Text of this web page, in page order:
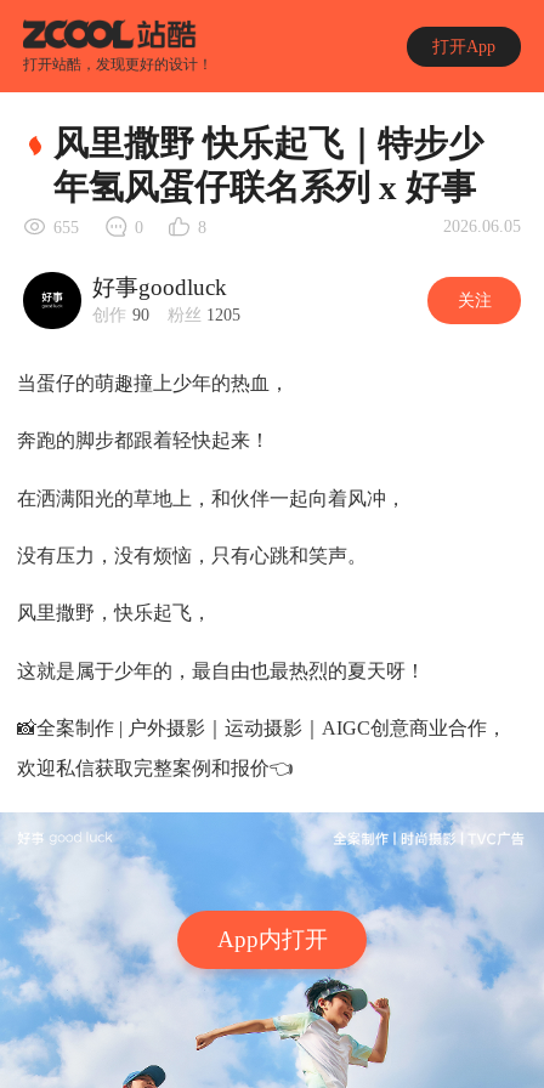
打开站酷，发现更好的设计！
打开App
App内打开
风里撒野 快乐起飞｜特步少
年氢风蛋仔联名系列 x 好事
655 0 8 2026.06.05
好事goodluck
创作 90 粉丝 1205
关注
当蛋仔的萌趣撞上少年的热血，
奔跑的脚步都跟着轻快起来！
在洒满阳光的草地上，和伙伴一起向着风冲，
没有压力，没有烦恼，只有心跳和笑声。
风里撒野，快乐起飞，
这就是属于少年的，最自由也最热烈的夏天呀！
📸全案制作 | 户外摄影｜运动摄影｜AIGC创意商业合作，
欢迎私信获取完整案例和报价👈